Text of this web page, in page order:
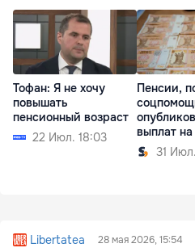
Тофан: Я не хочу
повышать
пенсионный возраст
22 Июл. 18:03
Пенсии,
выплат на
31
Libertatea 28 мая 2026, 15:54